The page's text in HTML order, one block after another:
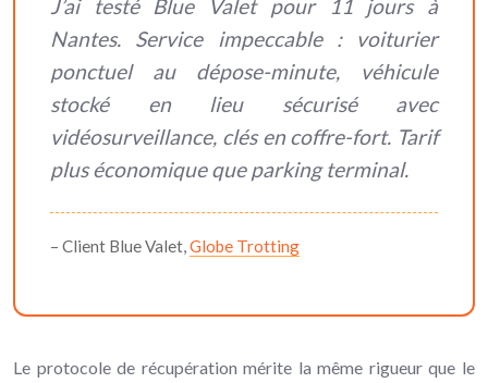
J’ai testé Blue Valet pour 11 jours à
Nantes. Service impeccable : voiturier
ponctuel au dépose-minute, véhicule
stocké en lieu sécurisé avec
vidéosurveillance, clés en coffre-fort. Tarif
plus économique que parking terminal.
– Client Blue Valet,Globe Trotting
Le protocole de récupération mérite la même rigueur que le